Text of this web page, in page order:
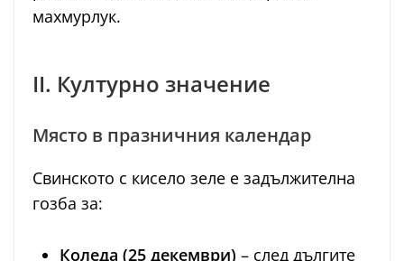
махмурлук.
II. Културно значение
Място в празничния календар
Свинското с кисело зеле е задължителна
гозба за:
Коледа (25 декември) – след дългите